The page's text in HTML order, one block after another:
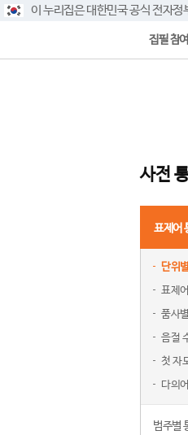
이 누리집은 대한민국 공식 전자정
집필 참
사전
표제어
단위
표제
품사
음절
첫 자
다의
범주별